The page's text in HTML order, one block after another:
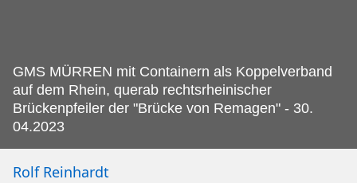
GMS MÜRREN mit Containern als Koppelverband
auf dem Rhein, querab rechtsrheinischer
Brückenpfeiler der "Brücke von Remagen" - 30.
04.2023
Rolf Reinhardt